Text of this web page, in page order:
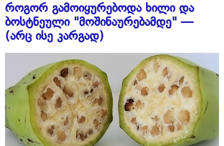
როგორ გამოიყურებოდა ხილი და
ბოსტნეული "მოშინაურებამდე" —
(არც ისე კარგად)